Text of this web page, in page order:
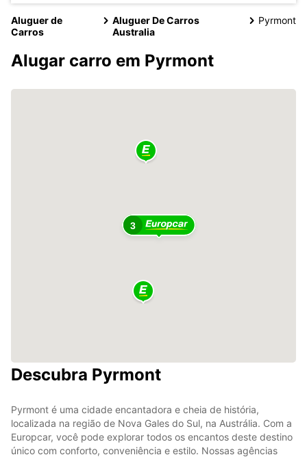
Aluguer de
Carros
Aluguer De Carros
Australia
Pyrmont
Alugar carro em Pyrmont
3
Descubra Pyrmont
Pyrmont é uma cidade encantadora e cheia de história,
localizada na região de Nova Gales do Sul, na Austrália. Com a
Europcar, você pode explorar todos os encantos deste destino
único com conforto, conveniência e estilo. Nossas agências